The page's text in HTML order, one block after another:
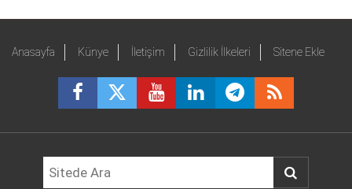
Anasayfa Künye İletişim Gizlilik İlkeleri Sitene Ekle